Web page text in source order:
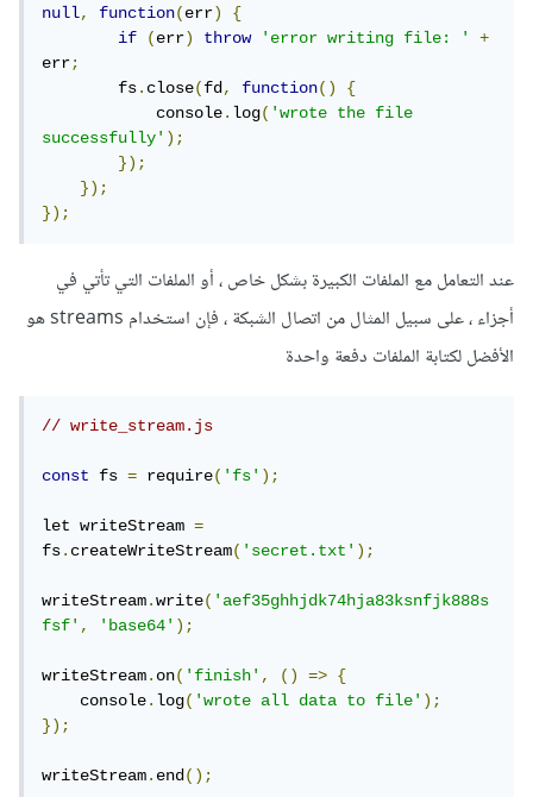
null, function(err)
{
if
(err) throw 'error writing file: '
+
err;
        fs
.close(fd, function()
{
            console
.log('wrote the file
successfully');
});
});
});
عند التعامل مع الملفات الكبيرة بشكل خاص ، أو الملفات التي تأتي في
أجزاء ، على سبيل المثال من اتصال الشبكة ، فإن استخدام streams هو
الأفضل لكتابة الملفات دفعة واحدة
// write_stream.js
const fs = require('fs');
let writeStream =
fs.createWriteStream('secret.txt');
writeStream.write('aef35ghhjdk74hja83ksnfjk888s
fsf', 'base64');
writeStream.on('finish', () =>
{
    console
.log('wrote all data to file');
});
writeStream.end();